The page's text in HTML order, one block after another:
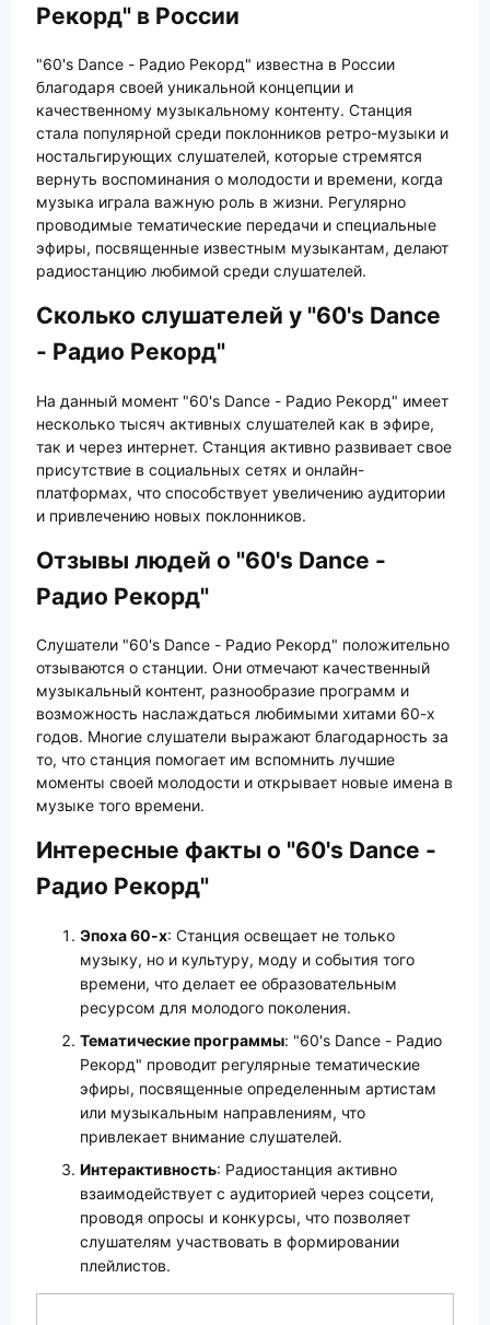
Рекорд" в России
"60's Dance - Радио Рекорд" известна в России
благодаря своей уникальной концепции и
качественному музыкальному контенту. Станция
стала популярной среди поклонников ретро-музыки и
ностальгирующих слушателей, которые стремятся
вернуть воспоминания о молодости и времени, когда
музыка играла важную роль в жизни. Регулярно
проводимые тематические передачи и специальные
эфиры, посвященные известным музыкантам, делают
радиостанцию любимой среди слушателей.
Сколько слушателей у "60's Dance
- Радио Рекорд"
На данный момент "60's Dance - Радио Рекорд" имеет
несколько тысяч активных слушателей как в эфире,
так и через интернет. Станция активно развивает свое
присутствие в социальных сетях и онлайн-
платформах, что способствует увеличению аудитории
и привлечению новых поклонников.
Отзывы людей о "60's Dance -
Радио Рекорд"
Слушатели "60's Dance - Радио Рекорд" положительно
отзываются о станции. Они отмечают качественный
музыкальный контент, разнообразие программ и
возможность наслаждаться любимыми хитами 60-х
годов. Многие слушатели выражают благодарность за
то, что станция помогает им вспомнить лучшие
моменты своей молодости и открывает новые имена в
музыке того времени.
Интересные факты о "60's Dance -
Радио Рекорд"
Эпоха 60-х: Станция освещает не только
музыку, но и культуру, моду и события того
времени, что делает ее образовательным
ресурсом для молодого поколения.
Тематические программы: "60's Dance - Радио
Рекорд" проводит регулярные тематические
эфиры, посвященные определенным артистам
или музыкальным направлениям, что
привлекает внимание слушателей.
Интерактивность: Радиостанция активно
взаимодействует с аудиторией через соцсети,
проводя опросы и конкурсы, что позволяет
слушателям участвовать в формировании
плейлистов.